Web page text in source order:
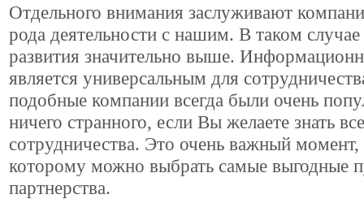
Отдельного внимания заслуживают
рода деятельности с нашим. В таком
развития значительно выше.
является универсальным для
подобные компании всегда были очень
ничего странного, если Вы желаете знать
сотрудничества. Это очень важный момент,
которому можно выбрать самые выгодные
партнерства.